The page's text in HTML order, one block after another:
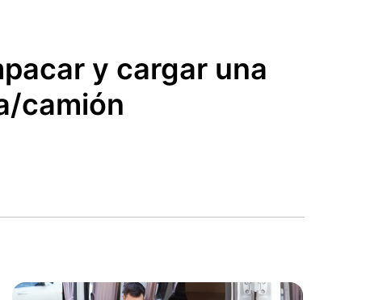
y cargar una
camión